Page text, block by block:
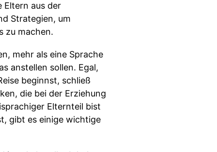
Eltern aus der
Strategien, um
zu machen.
mehr als eine Sprache
anstellen sollen. Egal,
beginnst, schließ
die bei der Erziehung
Elternteil bist
gibt es einige wichtige